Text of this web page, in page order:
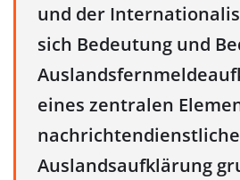
und der
sich Bedeutung und
eines zentralen
Auslandsaufklärung